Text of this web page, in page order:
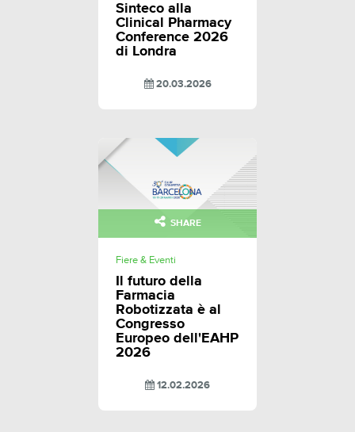
Sinteco alla
Clinical Pharmacy
Conference 2026
di Londra
20.03.2026
SHARE
Fiere & Eventi
Il futuro della
Farmacia
Robotizzata è al
Congresso
Europeo dell'EAHP
2026
12.02.2026